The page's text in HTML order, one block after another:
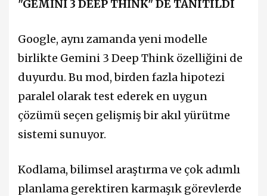
"GEMİNİ 3 DEEP THİNK" DE TANITILDI
Google, aynı zamanda yeni modelle
birlikte Gemini 3 Deep Think özelliğini de
duyurdu. Bu mod, birden fazla hipotezi
paralel olarak test ederek en uygun
çözümü seçen gelişmiş bir akıl yürütme
sistemi sunuyor.
Kodlama, bilimsel araştırma ve çok adımlı
planlama gerektiren karmaşık görevlerde